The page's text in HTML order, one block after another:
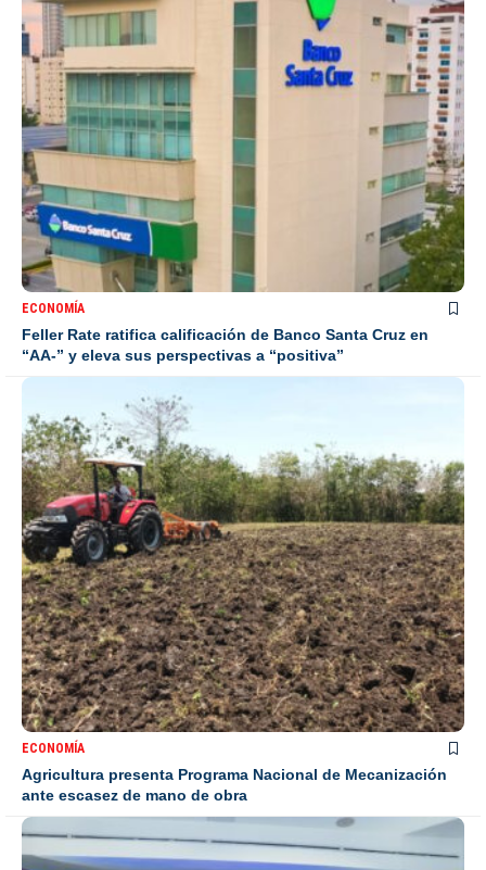
ECONOMÍA
Feller Rate ratifica calificación de Banco Santa Cruz en
“AA-” y eleva sus perspectivas a “positiva”
ECONOMÍA
Agricultura presenta Programa Nacional de Mecanización
ante escasez de mano de obra